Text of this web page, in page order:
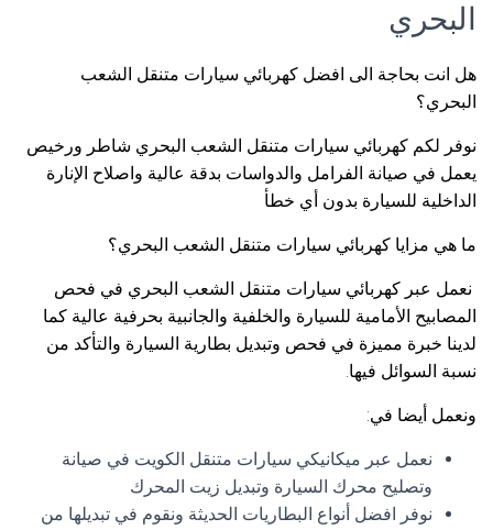
البحري
هل انت بحاجة الى افضل كهربائي سيارات متنقل الشعب
البحري؟
نوفر لكم كهربائي سيارات متنقل الشعب البحري شاطر ورخيص
يعمل في صيانة الفرامل والدواسات بدقة عالية واصلاح الإنارة
الداخلية للسيارة بدون أي خطأ
ما هي مزايا كهربائي سيارات متنقل الشعب البحري؟
نعمل عبر كهربائي سيارات متنقل الشعب البحري في فحص
المصابيح الأمامية للسيارة والخلفية والجانبية بحرفية عالية كما
لدينا خبرة مميزة في فحص وتبديل بطارية السيارة والتأكد من
نسبة السوائل فيها.
ونعمل أيضا في:
نعمل عبر ميكانيكي سيارات متنقل الكويت في صيانة
وتصليح محرك السيارة وتبديل زيت المحرك
نوفر افضل أنواع البطاريات الحديثة ونقوم في تبديلها من